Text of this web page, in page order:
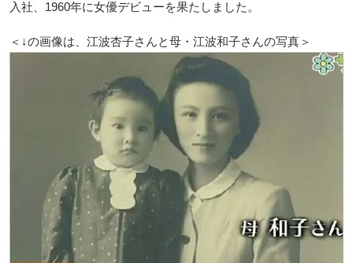
入社、1960年に女優デビューを果たしました。
＜↓の画像は、江波杏子さんと母・江波和子さんの写真＞